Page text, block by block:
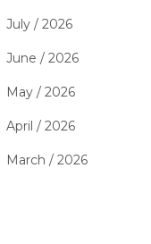
July / 2026
June / 2026
May / 2026
April / 2026
March / 2026